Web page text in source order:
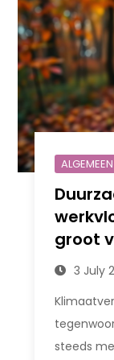
ALGEMEEN
groot
3 July
steeds